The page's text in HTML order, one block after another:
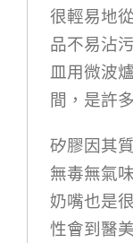
很輕易地
品不易沾
皿用微波
間，是許
矽膠因其
無毒無氣
奶嘴也是
性會到醫